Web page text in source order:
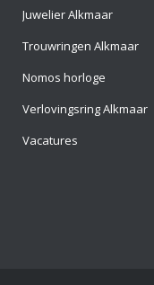
Juwelier Alkmaar
Trouwringen Alkmaar
Nomos horloge
Verlovingsring Alkmaar
Vacatures